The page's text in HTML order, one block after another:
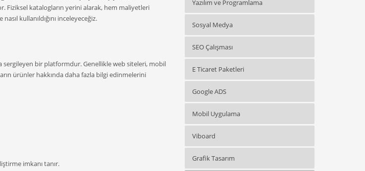
Fiziksel katalogların yerini alarak, hem maliyetleri
kullanıldığını inceleyeceğiz.
bir platformdur. Genellikle web siteleri, mobil
ürünler hakkında daha fazla bilgi edinmelerini
imkanı tanır.
Yazılım ve Programlama
Sosyal Medya
SEO Çalışması
E Ticaret Paketleri
Google ADS
Mobil Uygulama
Viboard
Grafik Tasarım